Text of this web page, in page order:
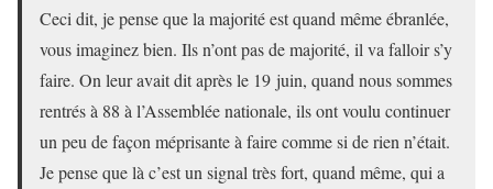
Ceci dit, je pense que la majorité est quand même ébranlée,
vous imaginez bien. Ils n’ont pas de majorité, il va falloir s’y
faire. On leur avait dit après le 19 juin, quand nous sommes
rentrés à 88 à l’Assemblée nationale, ils ont voulu continuer
un peu de façon méprisante à faire comme si de rien n’était.
Je pense que là c’est un signal très fort, quand même, qui a